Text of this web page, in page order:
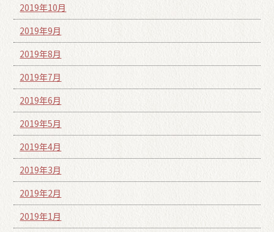
2019年10月
2019年9月
2019年8月
2019年7月
2019年6月
2019年5月
2019年4月
2019年3月
2019年2月
2019年1月